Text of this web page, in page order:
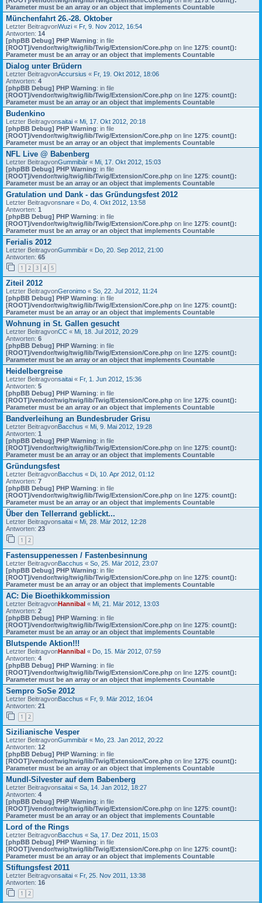
Parameter must be an array or an object that implements Countable
Münchenfahrt 26.-28. Oktober
Letzter BeitragvonWuzi « Fr, 9. Nov 2012, 16:54
Antworten: 14
[phpBB Debug] PHP Warning: in file
[ROOT]/vendor/twig/twig/lib/Twig/Extension/Core.php on line 1275: count():
Parameter must be an array or an object that implements Countable
Dialog unter Brüdern
Letzter BeitragvonAccursius « Fr, 19. Okt 2012, 18:06
Antworten: 4
[phpBB Debug] PHP Warning: in file
[ROOT]/vendor/twig/twig/lib/Twig/Extension/Core.php on line 1275: count():
Parameter must be an array or an object that implements Countable
Budenkino
Letzter Beitragvonsaitai « Mi, 17. Okt 2012, 20:18
[phpBB Debug] PHP Warning: in file
[ROOT]/vendor/twig/twig/lib/Twig/Extension/Core.php on line 1275: count():
Parameter must be an array or an object that implements Countable
NFL Live @ Babenberg
Letzter BeitragvonGummibär « Mi, 17. Okt 2012, 15:03
[phpBB Debug] PHP Warning: in file
[ROOT]/vendor/twig/twig/lib/Twig/Extension/Core.php on line 1275: count():
Parameter must be an array or an object that implements Countable
Gratulation und Dank - das Gründungsfest 2012
Letzter Beitragvonsnare « Do, 4. Okt 2012, 13:58
Antworten: 1
[phpBB Debug] PHP Warning: in file
[ROOT]/vendor/twig/twig/lib/Twig/Extension/Core.php on line 1275: count():
Parameter must be an array or an object that implements Countable
Ferialis 2012
Letzter BeitragvonGummibär « Do, 20. Sep 2012, 21:00
Antworten: 65
1 2 3 4 5
Ziteil 2012
Letzter BeitragvonGeronimo « So, 22. Jul 2012, 11:24
[phpBB Debug] PHP Warning: in file
[ROOT]/vendor/twig/twig/lib/Twig/Extension/Core.php on line 1275: count():
Parameter must be an array or an object that implements Countable
Wohnung in St. Gallen gesucht
Letzter BeitragvonCC « Mi, 18. Jul 2012, 20:29
Antworten: 6
[phpBB Debug] PHP Warning: in file
[ROOT]/vendor/twig/twig/lib/Twig/Extension/Core.php on line 1275: count():
Parameter must be an array or an object that implements Countable
Heidelbergreise
Letzter Beitragvonsaitai « Fr, 1. Jun 2012, 15:36
Antworten: 5
[phpBB Debug] PHP Warning: in file
[ROOT]/vendor/twig/twig/lib/Twig/Extension/Core.php on line 1275: count():
Parameter must be an array or an object that implements Countable
Bandverleihung an Bundesbruder Grisu
Letzter BeitragvonBacchus « Mi, 9. Mai 2012, 19:28
Antworten: 1
[phpBB Debug] PHP Warning: in file
[ROOT]/vendor/twig/twig/lib/Twig/Extension/Core.php on line 1275: count():
Parameter must be an array or an object that implements Countable
Gründungsfest
Letzter BeitragvonBacchus « Di, 10. Apr 2012, 01:12
Antworten: 7
[phpBB Debug] PHP Warning: in file
[ROOT]/vendor/twig/twig/lib/Twig/Extension/Core.php on line 1275: count():
Parameter must be an array or an object that implements Countable
Über den Tellerrand geblickt...
Letzter Beitragvonsaitai « Mi, 28. Mär 2012, 12:28
Antworten: 23
1 2
Fastensuppenessen / Fastenbesinnung
Letzter BeitragvonBacchus « So, 25. Mär 2012, 23:07
[phpBB Debug] PHP Warning: in file
[ROOT]/vendor/twig/twig/lib/Twig/Extension/Core.php on line 1275: count():
Parameter must be an array or an object that implements Countable
AC: Die Bioethikkommission
Letzter BeitragvonHannibal « Mi, 21. Mär 2012, 13:03
Antworten: 2
[phpBB Debug] PHP Warning: in file
[ROOT]/vendor/twig/twig/lib/Twig/Extension/Core.php on line 1275: count():
Parameter must be an array or an object that implements Countable
Blutspende Aktion!!!
Letzter BeitragvonHannibal « Do, 15. Mär 2012, 07:59
Antworten: 4
[phpBB Debug] PHP Warning: in file
[ROOT]/vendor/twig/twig/lib/Twig/Extension/Core.php on line 1275: count():
Parameter must be an array or an object that implements Countable
Sempro SoSe 2012
Letzter BeitragvonBacchus « Fr, 9. Mär 2012, 16:04
Antworten: 21
1 2
Sizilianische Vesper
Letzter BeitragvonGummibär « Mo, 23. Jan 2012, 20:22
Antworten: 12
[phpBB Debug] PHP Warning: in file
[ROOT]/vendor/twig/twig/lib/Twig/Extension/Core.php on line 1275: count():
Parameter must be an array or an object that implements Countable
Mundl-Silvester auf dem Babenberg
Letzter Beitragvonsaitai « Sa, 14. Jan 2012, 18:27
Antworten: 4
[phpBB Debug] PHP Warning: in file
[ROOT]/vendor/twig/twig/lib/Twig/Extension/Core.php on line 1275: count():
Parameter must be an array or an object that implements Countable
Lord of the Rings
Letzter BeitragvonBacchus « Sa, 17. Dez 2011, 15:03
[phpBB Debug] PHP Warning: in file
[ROOT]/vendor/twig/twig/lib/Twig/Extension/Core.php on line 1275: count():
Parameter must be an array or an object that implements Countable
Stiftungsfest 2011
Letzter Beitragvonsaitai « Fr, 25. Nov 2011, 13:38
Antworten: 16
1 2